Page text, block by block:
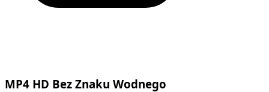
MP4 HD Bez Znaku Wodnego